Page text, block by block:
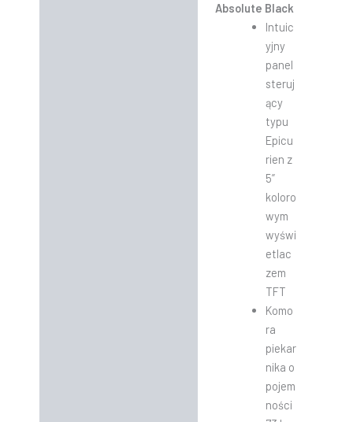
Absolute Black
Intuic
yjny
panel
steruj
ący
typu
Epicu
rien z
5”
koloro
wym
wyświ
etlac
zem
TFT
Komo
ra
piekar
nika o
pojem
ności